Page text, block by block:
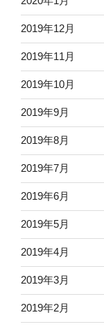
2019年12月
2019年11月
2019年10月
2019年9月
2019年8月
2019年7月
2019年6月
2019年5月
2019年4月
2019年3月
2019年2月